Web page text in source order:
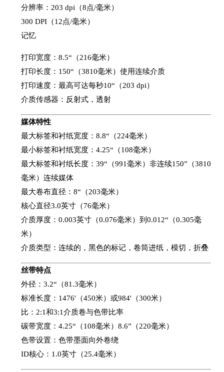
分辨率：203 dpi（8点/毫米）
300 DPI（12点/毫米）
记忆
打印宽度：8.5“（216毫米）
打印长度：150“（3810毫米）使用连续介质
打印速度：最高可达每秒10“（203 dpi）
介质传感器：反射式，透射
媒体特性
最大标签和衬纸宽度：8.8“（224毫米）
最小标签和衬纸宽度：4.25“（108毫米）
最大标签和衬纸长度：39“（991毫米）非连续150”（3810
毫米）连续媒体
最大卷布直径：8“（203毫米）
核心直径3.0英寸（76毫米）
介质厚度：0.003英寸（0.076毫米）到0.012“（0.305毫
米）
介质类型：连续的，黑色的标记，卷筒进纸，模切，折叠
丝带特点
外径：3.2“（81.3毫米）
标准长度：1476'（450米）或984'（300米）
比：2:1和3:1介质卷与色带比率
碳带宽度：4.25“（108毫米）8.6”（220毫米）
色带设置：色带墨面向外卷绕
ID核心：1.0英寸（25.4毫米）